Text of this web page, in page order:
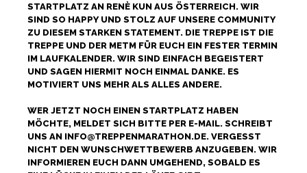
STARTPLATZ AN RENÈ KUN AUS ÖSTERREICH. WIR
SIND SO HAPPY UND STOLZ AUF UNSERE COMMUNITY
ZU DIESEM STARKEN STATEMENT. DIE TREPPE IST DIE
TREPPE UND DER METM FÜR EUCH EIN FESTER TERMIN
IM LAUFKALENDER. WIR SIND EINFACH BEGEISTERT
UND SAGEN HIERMIT NOCH EINMAL DANKE. ES
MOTIVIERT UNS MEHR ALS ALLES ANDERE.
WER JETZT NOCH EINEN STARTPLATZ HABEN
MÖCHTE, MELDET SICH BITTE PER E-MAIL. SCHREIBT
UNS AN INFO@TREPPENMARATHON.DE. VERGESST
NICHT DEN WUNSCHWETTBEWERB ANZUGEBEN. WIR
INFORMIEREN EUCH DANN UMGEHEND, SOBALD ES